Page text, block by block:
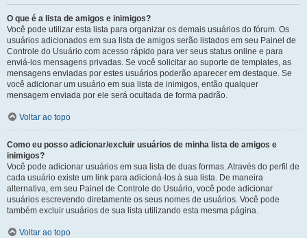
O que é a lista de amigos e inimigos?
Você pode utilizar esta lista para organizar os demais usuários do fórum. Os
usuários adicionados em sua lista de amigos serão listados em seu Painel de
Controle do Usuário com acesso rápido para ver seus status online e para
enviá-los mensagens privadas. Se você solicitar ao suporte de templates, as
mensagens enviadas por estes usuários poderão aparecer em destaque. Se
você adicionar um usuário em sua lista de inimigos, então qualquer
mensagem enviada por ele será ocultada de forma padrão.
Voltar ao topo
Como eu posso adicionar/excluir usuários de minha lista de amigos e
inimigos?
Você pode adicionar usuários em sua lista de duas formas. Através do perfil de
cada usuário existe um link para adicioná-los à sua lista. De maneira
alternativa, em seu Painel de Controle do Usuário, você pode adicionar
usuários escrevendo diretamente os seus nomes de usuários. Você pode
também excluir usuários de sua lista utilizando esta mesma página.
Voltar ao topo